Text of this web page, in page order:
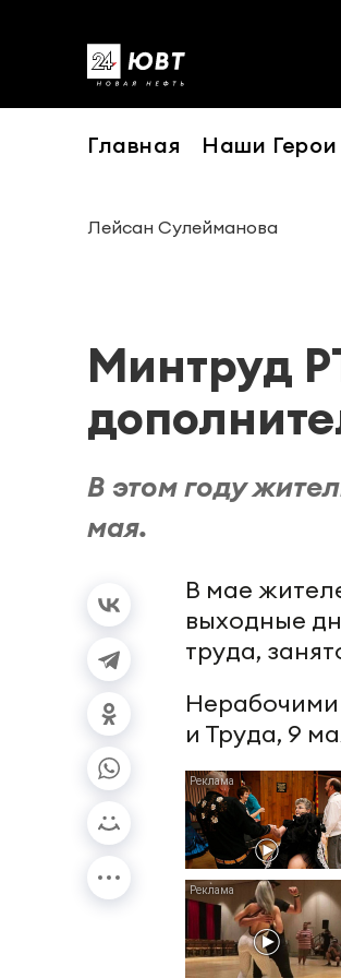
Главная Наши Герои
Лейсан Сулейманова
Минтруд
В этом году
мая.
В мае
выходные
труда,
Нерабочими
и Труда, 9